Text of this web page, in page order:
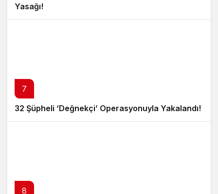
Yasağı!
7
32 Şüpheli ‘Değnekçi’ Operasyonuyla Yakalandı!
8